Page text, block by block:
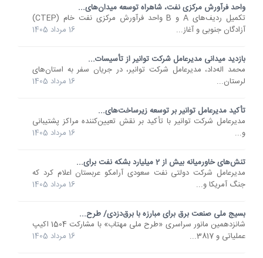
واحد فرآورش مرکزی نفت، شاهراه توسعه میدان‌های...
تکمیل ردیف‌های A و B واحد فرآورش مرکزی نفت خام (CTEP)
آزادگان جنوبی و آغاز...
16 مرداد 1405
بازدید میدانی مدیرعامل شرکت توانیر از تأسیسات...
محمد اله‌داد، مدیرعامل شرکت توانیر، در جریان سفر به استان‌های
لرستان...
16 مرداد 1405
تأکید مدیرعامل توانیر بر توسعه زیرساخت‌های...
مدیرعامل شرکت توانیر با تأکید بر نقش تعیین‌کننده مراکز پشتیبانی
و...
16 مرداد 1405
تنش‌های خاورمیانه بیش از 2 میلیارد بشکه نفت برای...
مدیرعامل شرکت دولتی نفت سعودی آرامکو عربستان اعلام کرد که
جنگ آمریکا و...
16 مرداد 1405
بسیج ملی صنعت برق برای مبارزه با برق‌دزدی/ طرح...
شانزدهمین مانور سراسری «طرح ملی مهتاب» با مشارکت 1504 اکیپ
عملیاتی و 3817...
16 مرداد 1405